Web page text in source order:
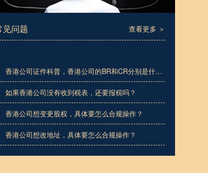
见问题 查看更多 ＞
香港公司证件科普，香港公司的BR和CR分别是什
？如果香港公司没有收到税表，还要报税吗？
香港公司想变更股权，具体要怎么合规操作？
香港公司想改地址，具体要怎么合规操作？